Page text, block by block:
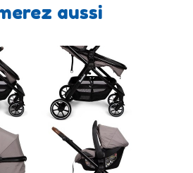
aussi